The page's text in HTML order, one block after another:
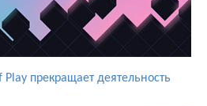
Play прекращает деятельность